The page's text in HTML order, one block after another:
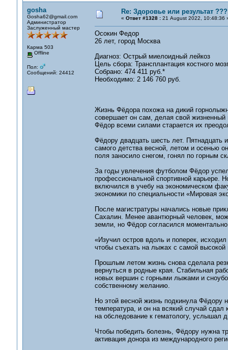
gosha
Gosha62@gmail.com
Администратор
Заслуженный мастер
Карма 503
Offline
Пол:
Сообщений: 24412
Re: Здоровье или результат ???
« Ответ #1328 :21 August 2022, 10:48:36
Осокин Федор
26 лет, город Москва
Диагноз: Острый миелоидный лейкоз
Цель сбора: Трансплантация костного
Собрано: 474 411 руб.*
Необходимо: 2 146 760 руб.
Жизнь Фёдора похожа на дикий
совершает он сам, делая свой жизненный
Фёдор всеми силами старается их
Фёдору двадцать шесть лет. Пятнадцать
самого детства весной, летом и осенью
поля заносило снегом, гонял по горным
За годы увлечения футболом Фёдор
профессиональной спортивной карьере.
включился в учебу на экономическом
экономики по специальности «Мировая
После магистратуры начались новые
Сахалин. Менее авантюрный человек,
земли, но Фёдор согласился
«Изучил остров вдоль и поперек,
чтобы съехать на лыжах с самой высокой
Прошлым летом жизнь снова сделала
вернуться в родные края. Стабильная
новых вершин с горными лыжами и
собственному желанию.
Но этой весной жизнь подкинула Фёдору
температура, и он на всякий случай сдал
на обследование к гематологу, услышал
Чтобы победить болезнь, Фёдору нужна
активация донора из международного